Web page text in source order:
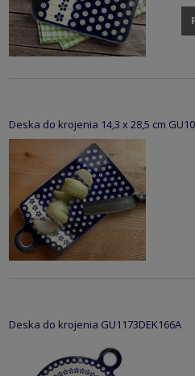
Deska do krojenia 14,3 x 28,5 cm
Deska do krojenia GU1173DEK166A